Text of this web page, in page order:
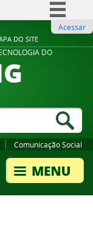
DO SITE
BR
Acessar
DO
Comunicação Social